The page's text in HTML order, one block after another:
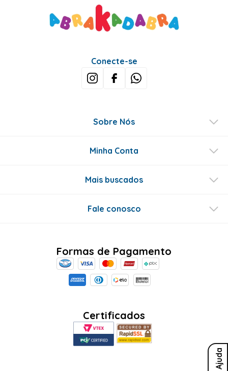
Ajuda
Conecte-se
Sobre Nós
Minha Conta
Mais buscados
Fale conosco
Formas de Pagamento
Certificados